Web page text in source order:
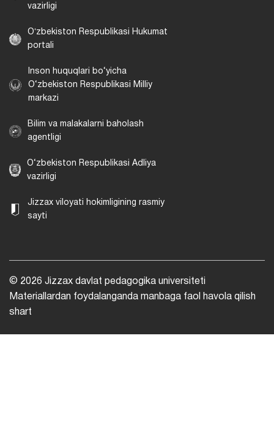
vazirligi
Oʻzbekiston Respublikasi Hukumat
portali
Inson huquqlari bo‘yicha
O‘zbekiston Respublikasi Milliy
markazi
Bilim va malakalarni baholash
agentligi
O‘zbekiston Respublikasi Adliya
vazirligi
Jizzax viloyati hokimligining rasmiy
sayti
© 2026 Jizzax davlat pedagogika universiteti
Materiallardan foydalanganda manbaga faol havola qilish
shart